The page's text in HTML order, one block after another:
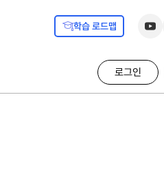
학습 로드맵
로그인